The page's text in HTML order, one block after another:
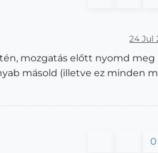
24 Jul
mozgatás előtt nyomd meg
másold (illetve ez minden
0